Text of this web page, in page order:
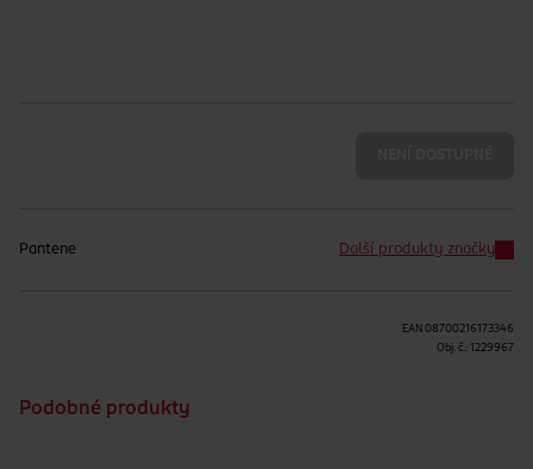
Pantene Další produkty značky
EAN 08700216173346
Obj. č.: 1229967
Podobné produkty